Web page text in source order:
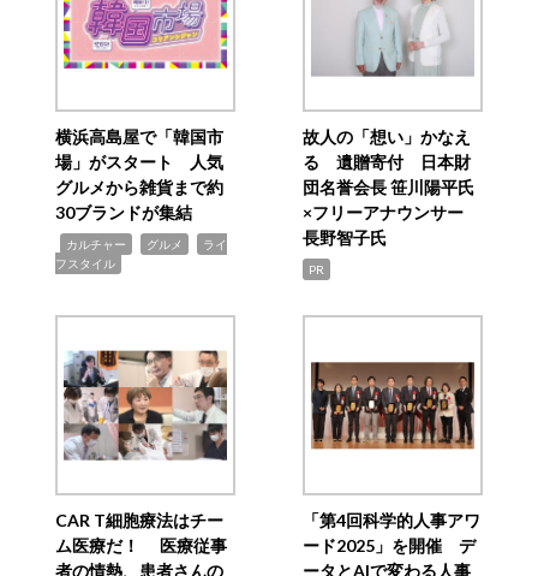
横浜高島屋で「韓国市
場」がスタート 人気
グルメから雑貨まで約
30ブランドが集結
カルチャー グルメ
ライ
フスタイル
故人の「想い」かなえ
る 遺贈寄付 日本財
団名誉会長 笹川陽平氏
×フリーアナウンサー
長野智子氏
PR
CAR T細胞療法はチー
ム医療だ！ 医療従事
者の情熱、患者さんの
「第4回科学的人事アワ
ード2025」を開催 デ
ータとAIで変わる人事